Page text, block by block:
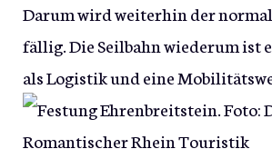
Darum wird weiterhin der
fällig. Die Seilbahn wiederum ist
als Logistik und eine